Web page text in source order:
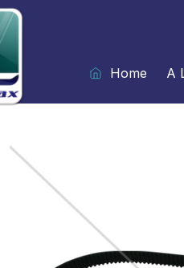
Ir
para
o
conteúdo
Home
A